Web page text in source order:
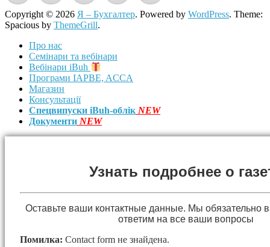
Copyright © 2026 Я – Бухгалтер. Powered by WordPress. Theme:
Spacious by ThemeGrill.
Про нас
Семінари та вебінари
Вебінари iBuh
Програми IAPBE, ACCA
Магазин
Консультації
Спецвипуски iBuh-облік NEW
Документи NEW
Узнать подробнее о
Оставьте ваши контактные данные. Мы обязательно
ответим на все ваши вопросы
Помилка: Contact form не знайдена.